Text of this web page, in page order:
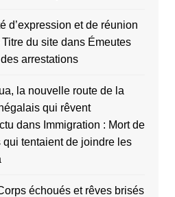
d’expression et de réunion
du sitedans Émeutes
arrestations
la nouvelle route de la
qui rêvent
dans Immigration : Mort de
tentaient de joindre les
échoués et rêves brisés